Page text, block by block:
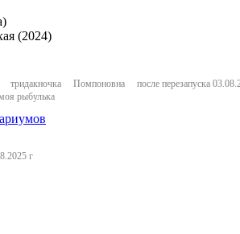
(2024)
тридакночка Помпоновна после перезапуска
рыбулька
г